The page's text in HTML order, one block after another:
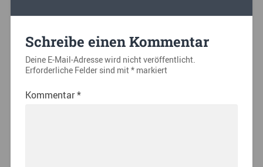
Schreibe einen Kommentar
Deine E-Mail-Adresse wird nicht veröffentlicht.
Erforderliche Felder sind mit*markiert
Kommentar*